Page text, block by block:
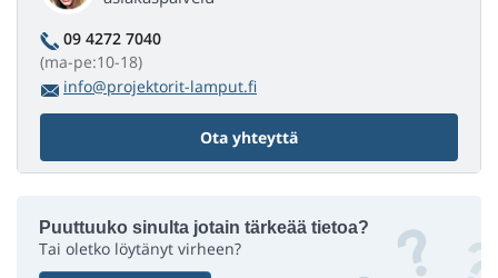
09 4272 7040
(ma-pe:10-18)
info@projektorit-lamput.fi
Ota yhteyttä
Puuttuuko sinulta jotain tärkeää tietoa?
Tai oletko löytänyt virheen?